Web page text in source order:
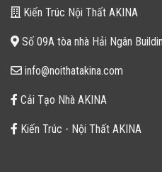
Kiến Trúc Nội Thất AKINA
Số 09A tòa nhà Hải Ngân
info@noithatakina.com
Cải Tạo Nhà AKINA
Kiến Trúc - Nội Thất AKINA